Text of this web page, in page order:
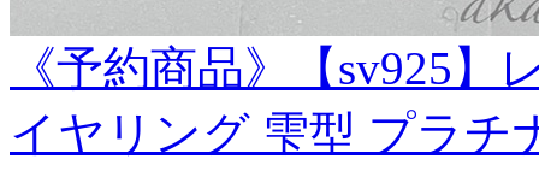
《予約商品》【sv925
イヤリング 雫型 プラチ